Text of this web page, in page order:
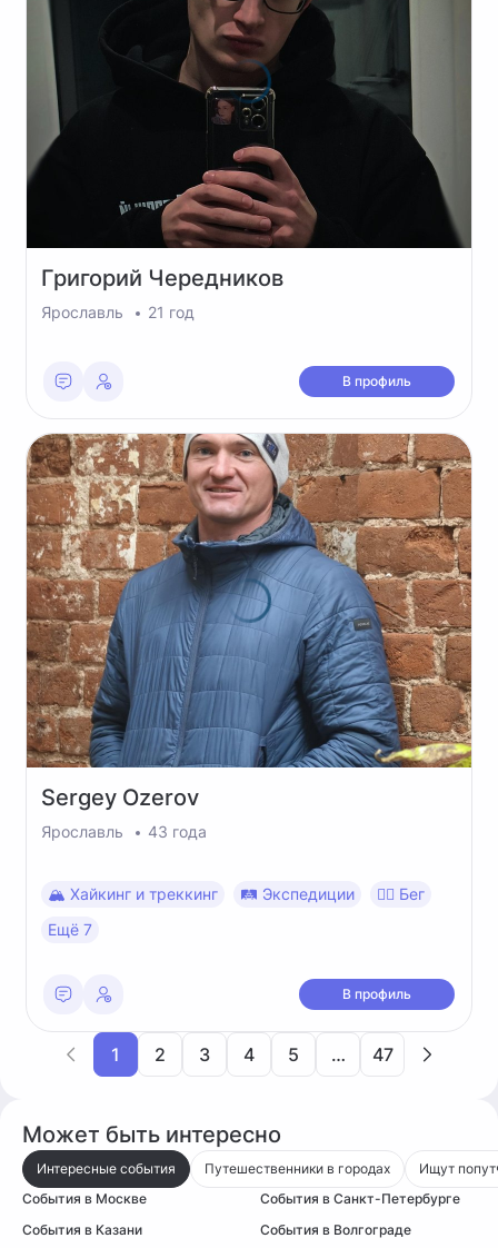
Григорий Чередников
Ярославль 21 год
В профиль
Sergey Ozerov
Ярославль 43 года
🏔 Хайкинг и треккинг 🛤 Экспедиции
🏃‍♂️ Бег
Ещё 7
В профиль
1 2 3 4 5 … 47
Может быть интересно
Интересные события Путешественники в городах
Ищут
События в Москве
События в Санкт-Петербурге
События в Казани
События в Волгограде